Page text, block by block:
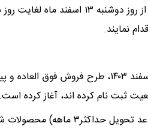
نمایند.
شرکت ایران خودرو از روز دوشنبه، ۱۳ اسفند
ثبت نام کرده اند، آغاز کرده است.
فراخوان ثبت نام فروش فوق